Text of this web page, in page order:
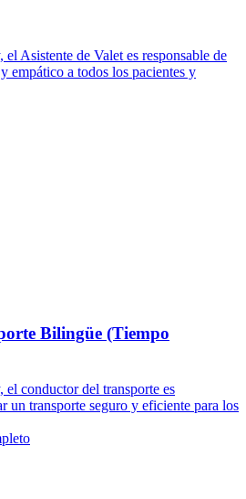
Asistente de Valet es responsable de
empático a todos los pacientes y
Bilingüe (Tiempo
conductor del transporte es
un transporte seguro y eficiente para los